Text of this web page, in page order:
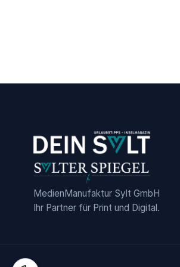
N
N
U
A
U
MedienManufaktur Sylt GmbH
Ihr Partner für Print und Digital.